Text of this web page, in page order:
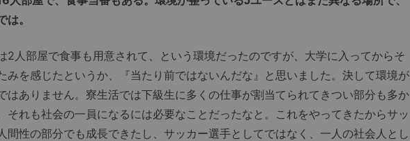
。
2人部屋で食事も用意されて、という環境だったのですが、大学に入ってからそ
みを感じたというか、『当たり前ではないんだな』と思いました。決して環境が
はありません。寮生活では下級生に多くの仕事が割当てられてきつい部分も多か
それも社会の一員になるには必要なことだったなと。これをやってきたからサッ
間性の部分でも成長できたし、サッカー選手としてではなく、一人の社会人とし